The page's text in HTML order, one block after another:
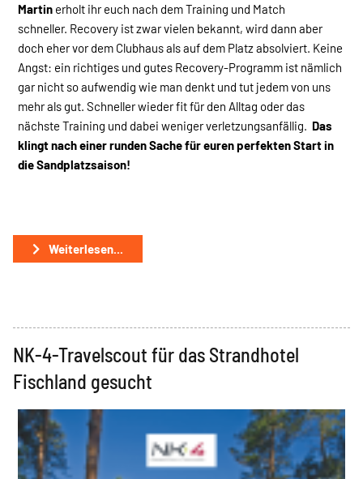
Martin erholt ihr euch nach dem Training und Match
schneller. Recovery ist zwar vielen bekannt, wird dann aber
doch eher vor dem Clubhaus als auf dem Platz absolviert. Keine
Angst: ein richtiges und gutes Recovery-Programm ist nämlich
gar nicht so aufwendig wie man denkt und tut jedem von uns
mehr als gut. Schneller wieder fit für den Alltag oder das
nächste Training und dabei weniger verletzungsanfällig. Das
klingt nach einer runden Sache für eurenperfekten Start in
die Sandplatzsaison!
Weiterlesen...
NK-4-Travelscout für das Strandhotel
Fischland gesucht